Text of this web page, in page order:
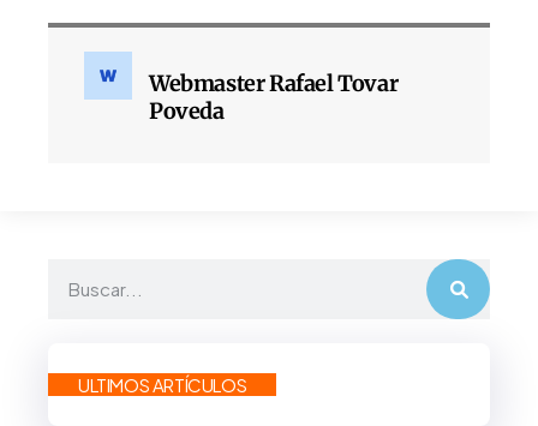
Webmaster Rafael Tovar
Poveda
ULTIMOS ARTÍCULOS